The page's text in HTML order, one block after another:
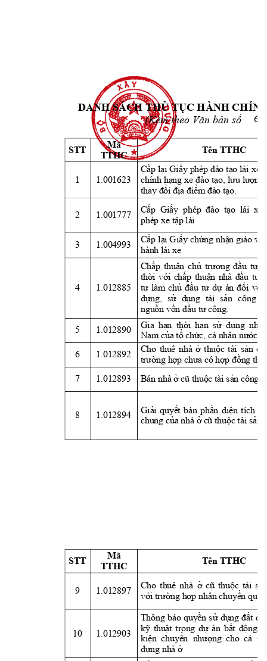
DANH SÁCH THỦ TỤC HÀNH
(Kèm theo Văn bản số
STT
Mã
TTHC
Tên TTHC
1 1.001623
Cấp lại Giấy phép đào tạo lái xe
chính hạng xe đào tạo, lưu lượng
thay đổi địa điểm đào tạo.
2 1.001777
Cấp Giấy phép đào tạo
  lái
phép xe tập lái
3 1.004993
Cấp lại Giấy chứng nhận giáo
hành lái xe
4 1.012885
Chấp thuận chủ trương đầu tư
thời với chấp thuận nhà đầu tư
tư làm chủ đầu tư dự án đối với
dựng,
sử dụng tài sản công
nguồn vốn đầu tư công.
5 1.012890
Gia hạn thời hạn sử dụng nhà
Nam của tổ chức, cá nhân nước
6
1.012892
Cho thuê nhà ở thuộc tài sản
trường hợp chưa có hợp đồng
7
1.012893 Bán nhà ở cũ thuộc tài sản công
8 1.012894
Giải quyết bán phần diện tích
chung của nhà ở cũ thuộc tài sản
STT
Mã
TTHC
Tên TTHC
9 1.012897
Cho thuê nhà ở cũ thuộc tài
với trường hợp nhận chuyển
10 1.012903
Thông báo quyền sử dụng đất đã
kỹ thuật trong dự án bất động
kiện chuyển nhượng
  cho  cá
dựng nhà ở